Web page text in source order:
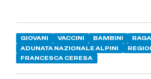
GIOVANI VACCINI BAMBINI
ADUNATA NAZIONALE ALPINI
FRANCESCA CERESA